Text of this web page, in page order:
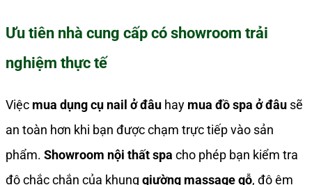
Ưu tiên nhà cung cấp có showroom trải
nghiệm thực tế
Việc mua dụng cụ nail ở đâu hay mua đồ spa ở đâu sẽ
an toàn hơn khi bạn được chạm trực tiếp vào sản
phẩm. Showroom nội thất spa cho phép bạn kiểm tra
độ chắc chắn của khung giường massage gỗ, độ êm